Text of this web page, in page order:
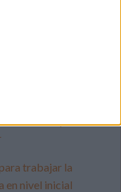
trabajar la
en nivel inicial